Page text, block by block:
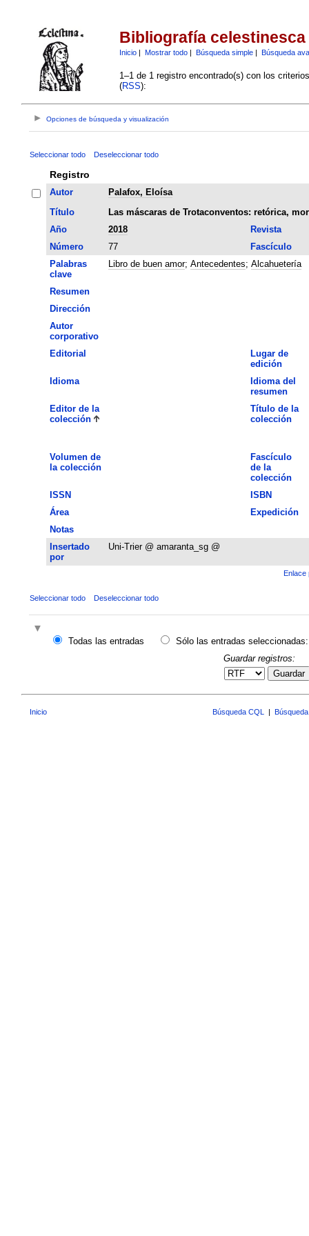
Bibliografía celestinesca
Inicio| Mostrar todo| Búsqueda simple| Búsqueda
1–1 de 1 registro encontrado(s) con los
(RSS):
Opciones de búsqueda y visualización
Seleccionar todo Deseleccionar todo
Registro
Autor
Palafox, Eloísa
Título
Las máscaras de Trotaconventos: retórica,
Año
2018 Revista
Número
77
Fascículo
Palabras
clave
Libro de buen amor; Antecedentes; Alcahuetería
Resumen
Dirección
Autor
corporativo
Editorial
Lugar de
edición
Idioma
Idioma del
resumen
Editor de la
colección
Título de la
colección
Volumen de
la colección
Fascículo
de la
colección
ISSN
ISBN
Área
Expedición
Notas
Insertado
por
Uni-Trier @ amaranta_sg @
Enlace
Seleccionar todo Deseleccionar todo
Todas las entradas
Sólo las entradas seleccionadas:
Guardar registros:
Guardar
Inicio Búsqueda CQL